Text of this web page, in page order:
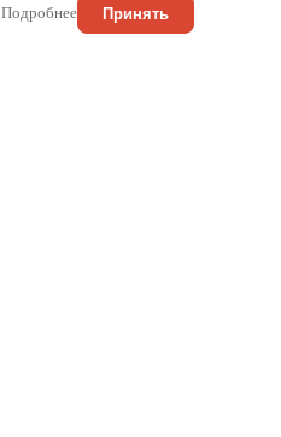
Подробнее Принять